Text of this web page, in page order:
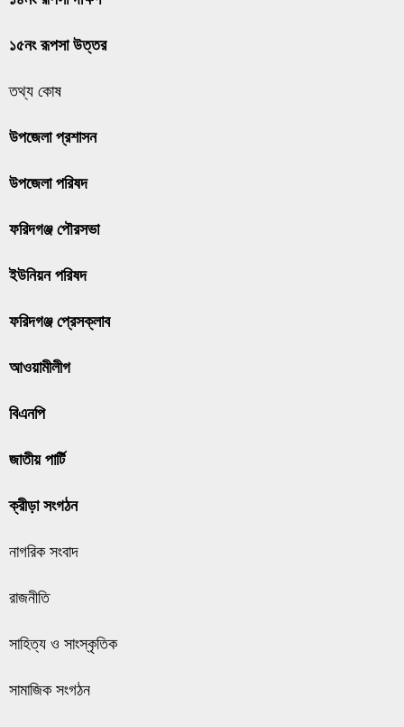
১৫নং রূপসা উত্তর
তথ্য কোষ
উপজেলা প্রশাসন
উপজেলা পরিষদ
ফরিদগঞ্জ পৌরসভা
ইউনিয়ন পরিষদ
ফরিদগঞ্জ প্রেসক্লাব
আওয়ামীলীগ
বিএনপি
জাতীয় পার্টি
ক্রীড়া সংগঠন
নাগরিক সংবাদ
রাজনীতি
সাহিত্য ও সাংস্কৃতিক
সামাজিক সংগঠন